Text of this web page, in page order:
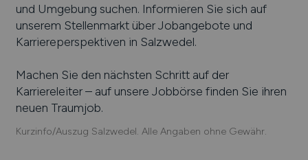
und Umgebung suchen. Informieren Sie sich auf
unserem Stellenmarkt über Jobangebote und
Karriereperspektiven in Salzwedel.
Machen Sie den nächsten Schritt auf der
Karriereleiter – auf unsere Jobbörse finden Sie ihren
neuen Traumjob.
Kurzinfo/Auszug Salzwedel. Alle Angaben ohne Gewähr.